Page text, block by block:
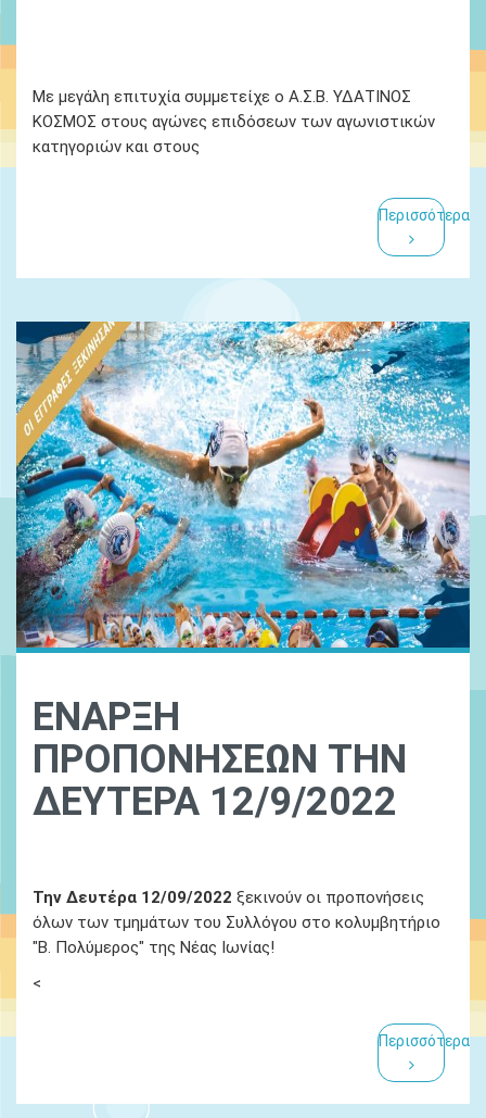
Με μεγάλη επιτυχία συμμετείχε ο Α.Σ.Β. ΥΔΑΤΙΝΟΣ
ΚΟΣΜΟΣ στους αγώνες επιδόσεων των αγωνιστικών
κατηγοριών και στους
Περισσότερα
ΕΝΑΡΞΗ
ΠΡΟΠΟΝΗΣΕΩΝ ΤΗΝ
ΔΕΥΤΕΡΑ 12/9/2022
Την Δευτέρα 12/09/2022 ξεκινούν οι προπονήσεις
όλων των τμημάτων του Συλλόγου στο κολυμβητήριο
"Β. Πολύμερος" της Νέας Ιωνίας!
<
Περισσότερα